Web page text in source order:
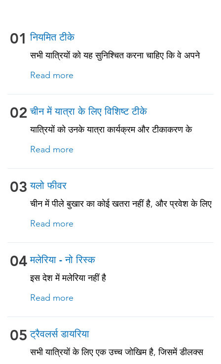
01 नियमित टीके
सभी यात्रियों को यह सुनिश्चित करना चाहिए कि वे अपने
नियमित टीकाकरण के साथ अप-टू-डेट रहें। इनमें से कुछ
टीकों में शामिल हैं: • चिकनपॉक्स (वैरीसेला) • टेटनस-
डिप्थीरिया-पर्टुसिस • मीसल्स-मम्प्स-रूबेला (MMR) •
न्यूमोकोकल (65 वर्ष और उससे अधिक आयु के वयस्कों और
पुरानी बीमारियों या प्रतिरक्षा समस्याओं वाले सभी वयस्कों के
लिए)
Read more
02 चीन में यात्रा के लिए विशिष्ट टीके
यात्रियों को उनके यात्रा कार्यक्रम और टीकाकरण के
इतिहास के आधार पर चीन के लिए यात्रा से संबंधित टीके
प्राप्त करने चाहिए। नीचे देखें!
Read more
03 यलो फीवर
चीन में पीले बुखार का कोई खतरा नहीं है, और प्रवेश के लिए
आधिकारिक पीले बुखार टीकाकरण प्रमाणपत्र की
आवश्यकता नहीं है। हालाँकि, यदि आप ऐसे देश से आ रहे हैं
जहाँ पीला बुखार मौजूद है, तो आपको टीकाकरण के प्रमाण
की आवश्यकता हो सकती है। अधिक जानकारी के लिए हमारे
विशेषज्ञों से सलाह लें।
Read more
04 मलेरिया - नो रिस्क
इस देश में मलेरिया नहीं है
Read more
05 ट्रैवलर्स डायरिया
सभी यात्रियों के लिए एक उच्च जोखिम है, जिसमें डीलक्स